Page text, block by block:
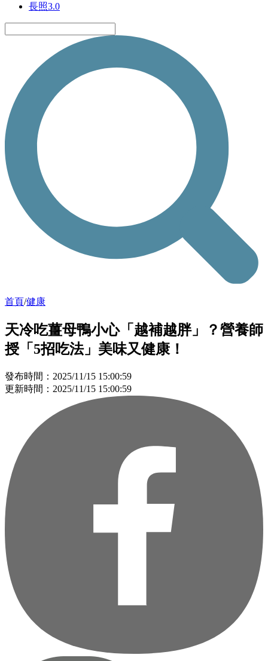
長照3.0
首頁/健康
天冷吃薑母鴨小心「越補越胖」？營養師
授「5招吃法」美味又健康！
發布時間：2025/11/15 15:00:59
更新時間：2025/11/15 15:00:59